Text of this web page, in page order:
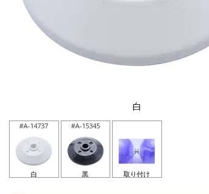
白
#A-14737
白
#A-15345
黒 取り付け